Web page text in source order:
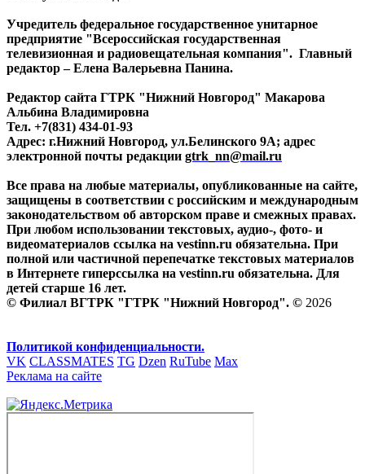
Учредитель федеральное государственное унитарное
предприятие "Всероссийская государственная
телевизионная и радиовещательная компания". Главный
редактор – Елена Валерьевна Панина.
Редактор сайта ГТРК "Нижний Новгород" Макарова
Альбина Владимировна
Тел. +7(831) 434-01-93
Адрес: г.Нижний Новгород, ул.Белинского 9А; адрес
электронной почты редакции gtrk_nn@mail.ru
Все права на любые материалы, опубликованные на сайте,
защищены в соответствии с российским и международным
законодательством об авторском праве и смежных правах.
При любом использовании текстовых, аудио-, фото- и
видеоматериалов ссылка на vestinn.ru обязательна. При
полной или частичной перепечатке текстовых материалов
в Интернете гиперссылка на vestinn.ru обязательна. Для
детей старше 16 лет.
© Филиал ВГТРК "ГТРК "Нижний Новгород". © 2026
Политикой конфиденциальности.
VK CLASSMATES TG Dzen RuTube Max
Реклама на сайте